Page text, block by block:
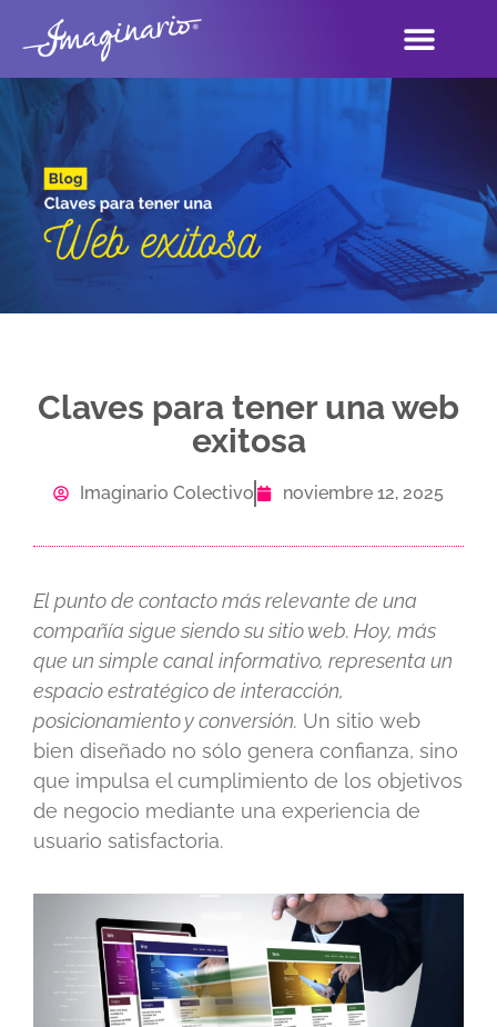
Claves para tener una web
exitosa
Imaginario Colectivo noviembre 12, 2025
El punto de contacto más relevante de una
compañía sigue siendo su sitio web. Hoy, más
que un simple canal informativo, representa un
espacio estratégico de interacción,
posicionamiento y conversión. Un sitio web
bien diseñado no sólo genera confianza, sino
que impulsa el cumplimiento de los objetivos
de negocio mediante una experiencia de
usuario satisfactoria.